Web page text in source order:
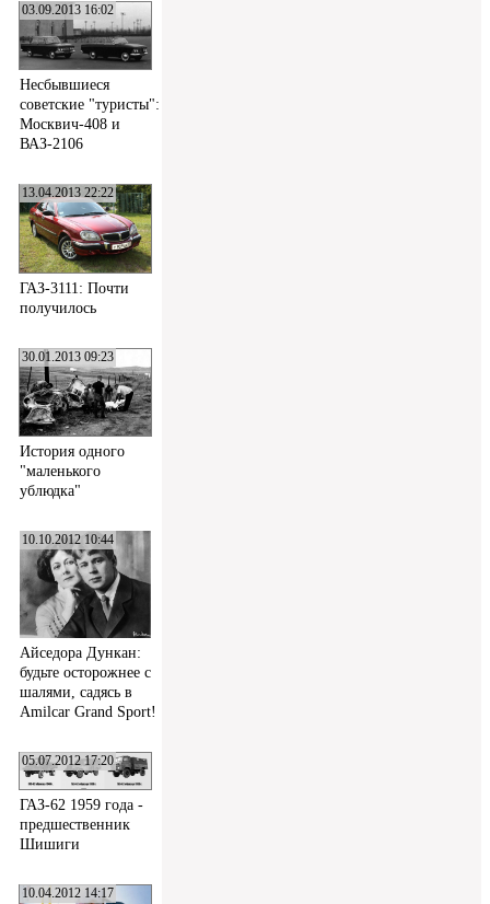
03.09.2013 16:02
Несбывшиеся
советские "туристы":
Москвич-408 и
ВАЗ-2106
13.04.2013 22:22
ГАЗ-3111: Почти
получилось
30.01.2013 09:23
История одного
"маленького
ублюдка"
10.10.2012 10:44
Айседора Дункан:
будьте осторожнее с
шалями, садясь в
Amilcar Grand Sport!
05.07.2012 17:20
ГАЗ-62 1959 года -
предшественник
Шишиги
10.04.2012 14:17